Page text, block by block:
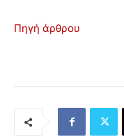
Πηγή άρθρου